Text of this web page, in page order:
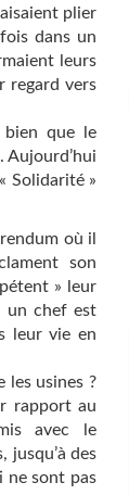
plier
dans un
leurs
regard vers
bien que le
Aujourd’hui
Solidarité »
où il
son
» leur
un chef est
leur vie en
les usines ?
rapport au
avec le
jusqu’à des
ne sont pas